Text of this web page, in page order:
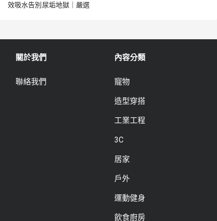
效吸水告別尿垢地獄｜嚴選
關於我們
聯絡我們
內容分類
寵物
造型穿搭
工業工程
3C
居家
戶外
運動健身
飲食廚房